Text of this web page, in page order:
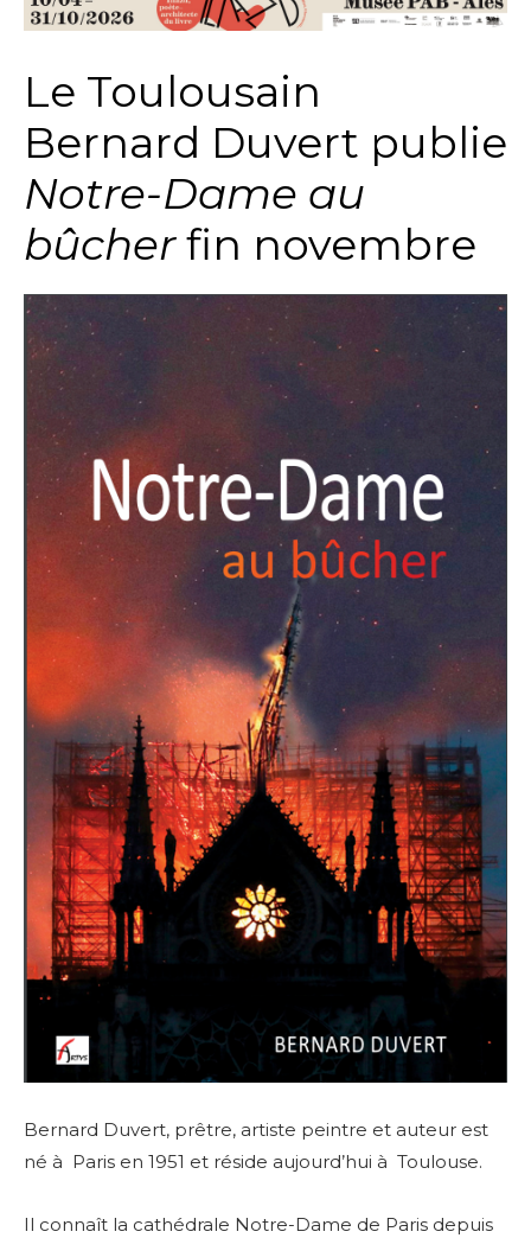
Le Toulousain
Bernard Duvert publie
Notre-Dame au
bûcherfin novembre
Bernard Duvert, prêtre, artiste peintre et auteur est
né à Paris en 1951 et réside aujourd’hui à Toulouse.
Il connaît la cathédrale Notre-Dame de Paris depuis